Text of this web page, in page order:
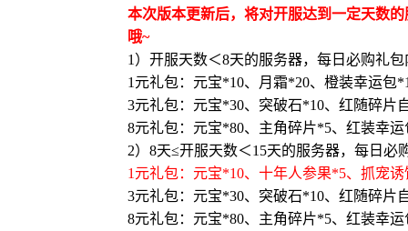
本次版本更新后，将对开服达到一定天数
哦~
1）开服天数＜8天的服务器，每日必购礼
1元礼包：元宝*10、月霜*20、橙装幸运包
3元礼包：元宝*30、突破石*10、红随碎片
8元礼包：元宝*80、主角碎片*5、红装幸
2）8天≤开服天数＜15天的服务器，每日必
1元礼包：元宝*10、十年人参果*5、抓宠
3元礼包：元宝*30、突破石*10、红随碎片
8元礼包：元宝*80、主角碎片*5、红装幸